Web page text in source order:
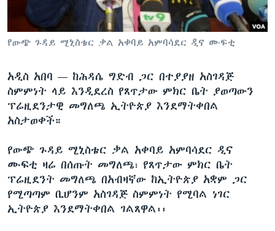
ቋንቋዎች
የውጭ ጉዳይ ሚኒስቴር ቃል አቀባይ አምባሳደር ዲና ሙፍቲ
አዲስ አበባ — ከሕዳሴ ግድብ ጋር በተያያዘ አስገዳጅ
ስምምነት ላይ እንዲደረስ የጸጥታው ምክር ቤት ያወጣውን
ፕሬዚደንታዊ መግለጫ ኢትዮጵያ እንደማትቀበል
አስታወቀች።
የውጭ ጉዳይ ሚኒስቴር ቃል አቀባይ አምባሳደር ዲና
ሙፍቲ ዛሬ በሰጡት መግለጫ፣ የጸጥታው ምክር ቤት
ፕሬዚደንት መግለጫ በአብዛኛው ከኢትዮጵያ አቋም ጋር
የሚጣጣም ቢሆንም አስገዳጅ ስምምነት የሚባል ነገር
ኢትዮጵያ እንደማትቀበል ገልጸዋል፡፡